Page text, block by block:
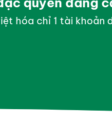
hóa chỉ 1 tài khoản